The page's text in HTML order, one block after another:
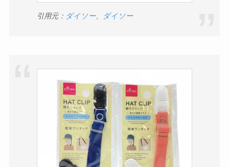
引用元： ダイソー、 ダイソー